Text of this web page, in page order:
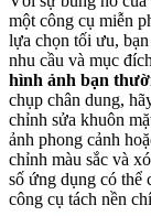
một công cụ miễn
lựa chọn tối ưu,
nhu cầu và mục
hình ảnh bạn
chụp chân dung,
chỉnh sửa khuôn
ảnh phong cảnh
chỉnh màu sắc và
số ứng dụng có thể
công cụ tách nền